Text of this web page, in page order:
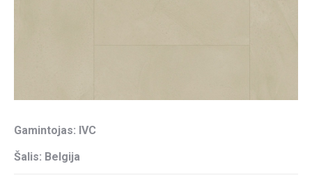
Gamintojas: IVC
Šalis: Belgija